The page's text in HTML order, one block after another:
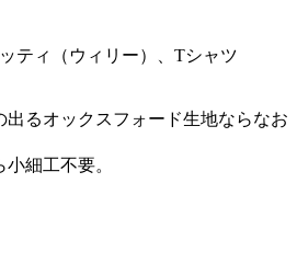
ティ（ウィリー）、Tシャツ
るオックスフォード生地ならなお
細工不要。